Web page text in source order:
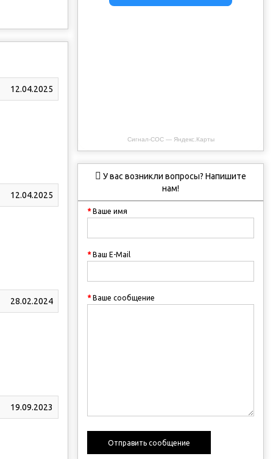
12.04.2025
12.04.2025
28.02.2024
19.09.2023
Сигнал-СОС — Яндекс.Карты
У вас возникли вопросы? Напишите
нам!
Ваше имя
Ваш E-Mail
Ваше сообщение